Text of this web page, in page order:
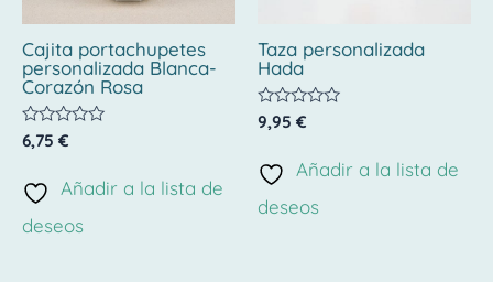
Cajita portachupetes
personalizada Blanca-
Corazón Rosa
Valorado
con
de
5
6,75 €
Añadir a la lista de
deseos
Taza personalizada
Hada
Valorado
con
de
5
9,95 €
Añadir a la lista de
deseos